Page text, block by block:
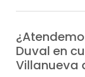
también en
para que en
calefacción
Duval en
Villanueva